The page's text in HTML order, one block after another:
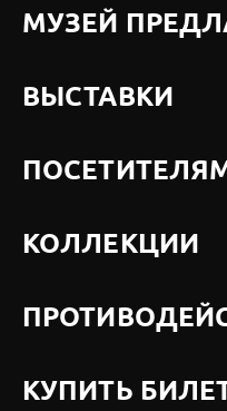
МУЗЕЙ
ВЫСТАВКИ
КОЛЛЕКЦИИ
КУПИТЬ